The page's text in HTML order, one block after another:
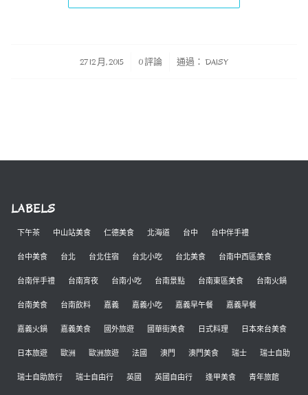
27 12 月, 2015
/ 0 評論 通過： DAISY
LABELS
下午茶 中山站美食 仁德美食 北海道 台中 台中伴手禮
台中美食 台北 台北住宿 台北小吃 台北美食 台南中西區美食
台南伴手禮 台南宵夜 台南小吃 台南景點 台南東區美食 台南火鍋
台南美食 台南飲料 嘉義 嘉義小吃 嘉義早午餐 嘉義早餐
嘉義火鍋 嘉義美食 國外旅遊 國華街美食 日式料理 日本來台美食
日本旅遊 歐洲 歐洲旅遊 法國 澳門 澳門美食 瑞士 瑞士自助
瑞士自助旅行 瑞士自由行 英國 英國自由行 逢甲美食 青年旅館